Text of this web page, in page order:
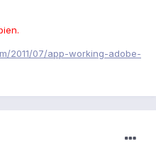
2011/07/app-working-adobe-